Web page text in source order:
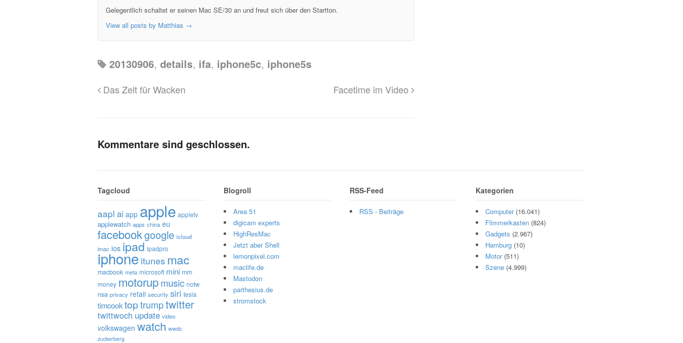
Gelegentlich schaltet er seinen Mac SE/30 an und freut sich über den Startton.
View all posts by Matthias →
20130906, details, ifa, iphone5c, iphone5s
Das Zelt für Wacken Facetime im Video
Kommentare sind geschlossen.
Tagcloud
aapl ai app apple appletv
applewatch apps china eu
facebookgoogle icloud
imac ios ipad ipadpro
iphone itunes mac
macbook meta microsoft mini mm
money motorupmusic notw
nsa privacy retail security siri tesla
timcooktop trumptwitter
twittwoch update video
volkswagen watch wwdc
zuckerberg
Blogroll
Area 51
digicam experts
HighResMac
Jetzt aber Shell
lemonpixel.com
maclife.de
Mastodon
parthesius.de
stromstock
RSS-Feed
RSS - Beiträge
Kategorien
Computer(16.041)
Flimmerkasten (824)
Gadgets (2.967)
Hamburg (10)
Motor(511)
Szene (4.999)